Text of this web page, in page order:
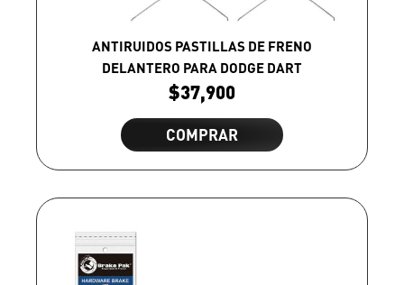
ANTIRUIDOS PASTILLAS DE FRENO
DELANTERO PARA DODGE DART
$37,900
COMPRAR